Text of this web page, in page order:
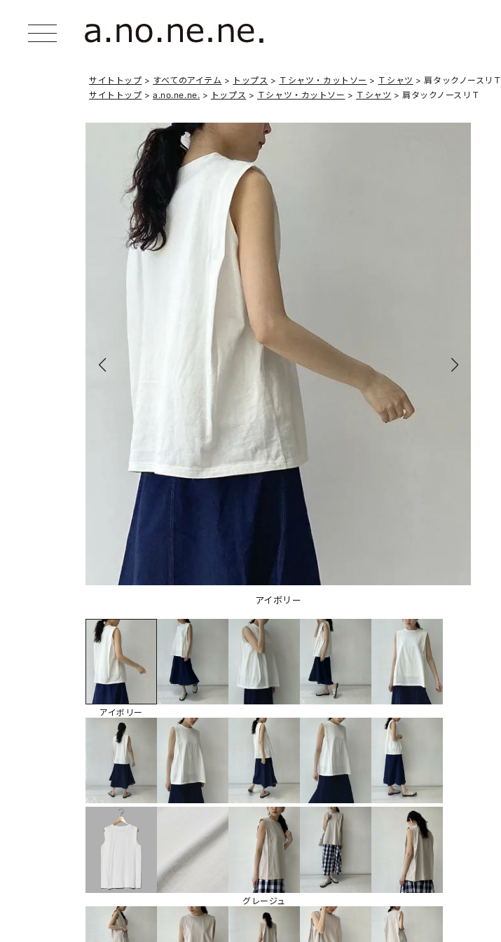
サイトトップ すべてのアイテム トップス Ｔシャツ・カットソー Ｔシャツ
肩タックノースリＴ
サイトトップ
a.no.ne.ne. トップス Ｔシャツ・カットソー Ｔシャツ 肩タックノースリＴ
アイボリー
アイボリー
グレージュ